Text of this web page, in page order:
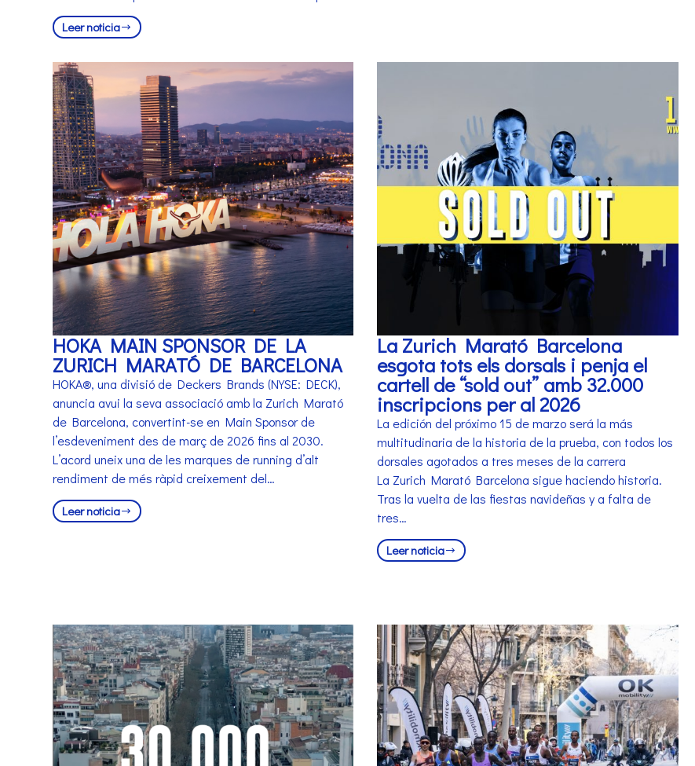
Leer noticia
HOKA MAIN SPONSOR DE LA
ZURICH MARATÓ DE BARCELONA
HOKA®, una divisió de Deckers Brands (NYSE: DECK),
anuncia avui la seva associació amb la Zurich Marató
de Barcelona, convertint-se en Main Sponsor de
l’esdeveniment des de març de 2026 fins al 2030.
L’acord uneix una de les marques de running d’alt
rendiment de més ràpid creixement del…
Leer noticia
La Zurich Marató Barcelona
esgota tots els dorsals i penja el
cartell de “sold out” amb 32.000
inscripcions per al 2026
La edición del próximo 15 de marzo será la más
multitudinaria de la historia de la prueba, con todos los
dorsales agotados a tres meses de la carrera
La Zurich Marató Barcelona sigue haciendo historia.
Tras la vuelta de las fiestas navideñas y a falta de
tres…
Leer noticia